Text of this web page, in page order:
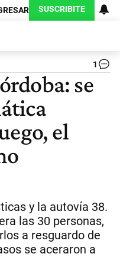
SUSCRIBITE
1
se
el
y la autovía 38.
las 30 personas,
a resguardo de
se aceraron a